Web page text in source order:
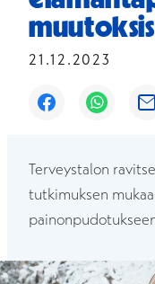
21.12.2023
Avautuu uuteen
Avautuu
Terveystalon
tutkimuksen